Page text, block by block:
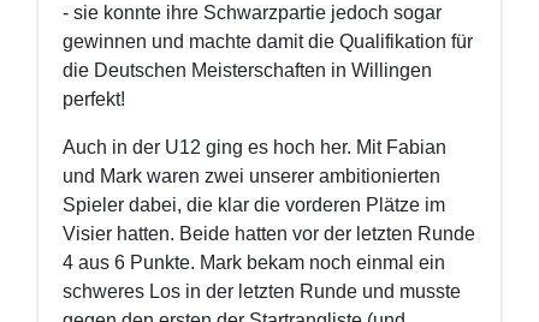
- sie konnte ihre Schwarzpartie jedoch sogar
gewinnen und machte damit die Qualifikation für
die Deutschen Meisterschaften in Willingen
perfekt!
Auch in der U12 ging es hoch her. Mit Fabian
und Mark waren zwei unserer ambitionierten
Spieler dabei, die klar die vorderen Plätze im
Visier hatten. Beide hatten vor der letzten Runde
4 aus 6 Punkte. Mark bekam noch einmal ein
schweres Los in der letzten Runde und musste